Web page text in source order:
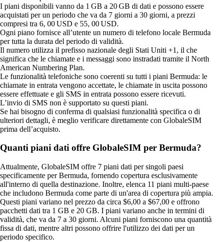
I piani disponibili vanno da 1 GB a 20 GB di dati e possono essere
acquistati per un periodo che va da 7 giorni a 30 giorni, a prezzi
compresi tra 6, 00 USD e 55, 00 USD.
Ogni piano fornisce all’utente un numero di telefono locale Bermuda
per tutta la durata del periodo di validità.
Il numero utilizza il prefisso nazionale degli Stati Uniti +1, il che
significa che le chiamate e i messaggi sono instradati tramite il North
American Numbering Plan.
Le funzionalità telefoniche sono coerenti su tutti i piani Bermuda: le
chiamate in entrata vengono accettate, le chiamate in uscita possono
essere effettuate e gli SMS in entrata possono essere ricevuti.
L’invio di SMS non è supportato su questi piani.
Se hai bisogno di conferma di qualsiasi funzionalità specifica o di
ulteriori dettagli, è meglio verificare direttamente con GlobaleSIM
prima dell’acquisto.
Quanti piani dati offre GlobaleSIM per Bermuda?
Attualmente, GlobaleSIM offre 7 piani dati per singoli paesi
specificamente per Bermuda, fornendo copertura esclusivamente
all'interno di quella destinazione. Inoltre, elenca 11 piani multi-paese
che includono Bermuda come parte di un'area di copertura più ampia.
Questi piani variano nel prezzo da circa $6,00 a $67,00 e offrono
pacchetti dati tra 1 GB e 20 GB. I piani variano anche in termini di
validità, che va da 7 a 30 giorni. Alcuni piani forniscono una quantità
fissa di dati, mentre altri possono offrire l'utilizzo dei dati per un
periodo specifico.